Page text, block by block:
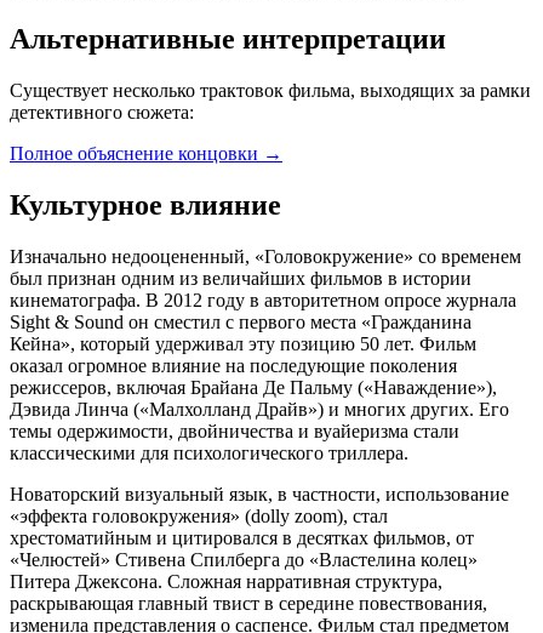
Альтернативные интерпретации
Существует несколько трактовок фильма, выходящих за рамки
детективного сюжета:
Полное объяснение концовки →
Культурное влияние
Изначально недооцененный, «Головокружение» со временем
был признан одним из величайших фильмов в истории
кинематографа. В 2012 году в авторитетном опросе журнала
Sight & Sound он сместил с первого места «Гражданина
Кейна», который удерживал эту позицию 50 лет. Фильм
оказал огромное влияние на последующие поколения
режиссеров, включая Брайана Де Пальму («Наваждение»),
Дэвида Линча («Малхолланд Драйв») и многих других. Его
темы одержимости, двойничества и вуайеризма стали
классическими для психологического триллера.
Новаторский визуальный язык, в частности, использование
«эффекта головокружения» (dolly zoom), стал
хрестоматийным и цитировался в десятках фильмов, от
«Челюстей» Стивена Спилберга до «Властелина колец»
Питера Джексона. Сложная нарративная структура,
раскрывающая главный твист в середине повествования,
изменила представления о саспенсе. Фильм стал предметом